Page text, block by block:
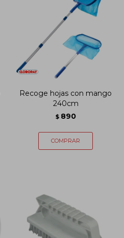
Recoge hojas con mango
240cm
$ 890